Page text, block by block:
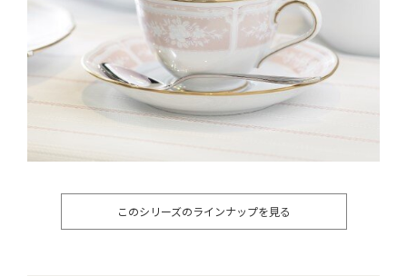
このシリーズのラインナップを見る